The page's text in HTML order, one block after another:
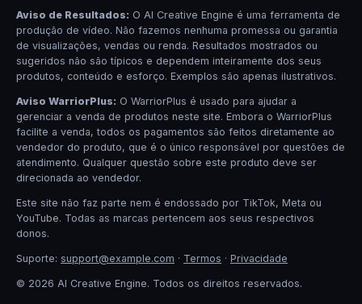
Aviso de Resultados: O AI Creative Engine é uma ferramenta de
produção de vídeo. Não fazemos nenhuma promessa ou garantia
de visualizações, vendas ou renda. Resultados mostrados ou
sugeridos não são típicos e dependem inteiramente dos seus
produtos, conteúdo e esforço. Exemplos são apenas ilustrativos.
Aviso WarriorPlus: O WarriorPlus é usado para ajudar a
gerenciar a venda de produtos neste site. Embora o WarriorPlus
facilite a venda, todos os pagamentos são feitos diretamente ao
vendedor do produto, que é o único responsável por questões de
atendimento. Qualquer questão sobre este produto deve ser
direcionada ao vendedor.
Este site não faz parte nem é endossado por TikTok, Meta ou
YouTube. Todas as marcas pertencem aos seus respectivos
donos.
Suporte: support@example.com · Termos · Privacidade
© 2026 AI Creative Engine. Todos os direitos reservados.